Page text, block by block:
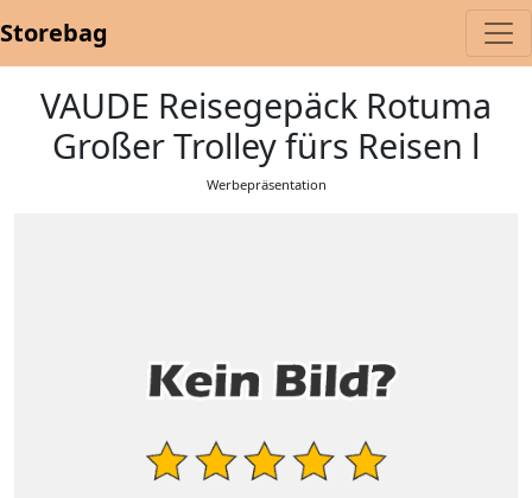
Storebag
VAUDE Reisegepäck Rotuma
Großer Trolley fürs Reisen l
Werbepräsentation